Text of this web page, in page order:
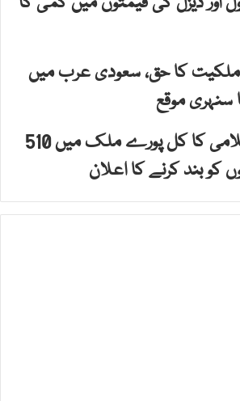
کا حق، سعودی عرب میں
سنہری موقع
امیرجماعت اسلامی کا کل پورے ملک میں 510
کو بند کرنے کا اعلان